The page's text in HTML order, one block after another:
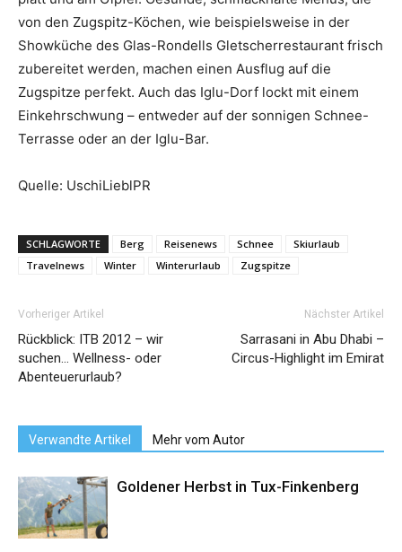
von den Zugspitz-Köchen, wie beispielsweise in der
Showküche des Glas-Rondells Gletscher­restaurant frisch
zubereitet werden, machen einen Ausflug auf die
Zugspitze perfekt. Auch das Iglu-Dorf lockt mit einem
Einkehrschwung – entweder auf der sonnigen Schnee-
Terrasse oder an der Iglu-Bar.
Quelle: UschiLieblPR
SCHLAGWORTE Berg Reisenews Schnee
Skiurlaub
Travelnews
Winter Winterurlaub Zugspitze
Vorheriger Artikel
Rückblick: ITB 2012 – wir
suchen… Wellness- oder
Abenteuerurlaub?
Nächster Artikel
Sarrasani in Abu Dhabi –
Circus-Highlight im Emirat
Verwandte Artikel Mehr vom Autor
Goldener Herbst in Tux-Finkenberg